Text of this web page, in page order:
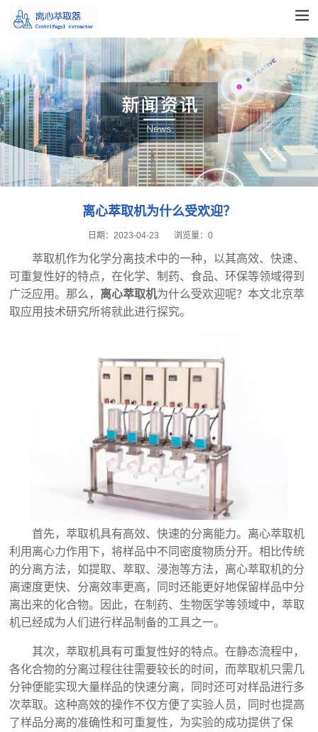
离心萃取机为什么受欢迎？
2023-04-23
日期： 浏览量：0
萃取机作为化学分离技术中的一种，以其高效、快速、
可重复性好的特点，在化学、制药、食品、环保等领域得到
广泛应用。那么， 离心萃取机为什么受欢迎呢？本文北京萃
取应用技术研究所将就此进行探究。
首先，萃取机具有高效、快速的分离能力。离心萃取机
利用离心力作用下，将样品中不同密度物质分开。相比传统
的分离方法，如提取、萃取、浸泡等方法，离心萃取机的分
离速度更快、分离效率更高，同时还能更好地保留样品中分
离出来的化合物。因此，在制药、生物医学等领域中，萃取
机已经成为人们进行样品制备的工具之一。
其次，萃取机具有可重复性好的特点。在静态流程中，
各化合物的分离过程往往需要较长的时间，而萃取机只需几
分钟便能实现大量样品的快速分离，同时还可对样品进行多
次萃取。这种高效的操作不仅方便了实验人员，同时也提高
了样品分离的准确性和可重复性，为实验的成功提供了保